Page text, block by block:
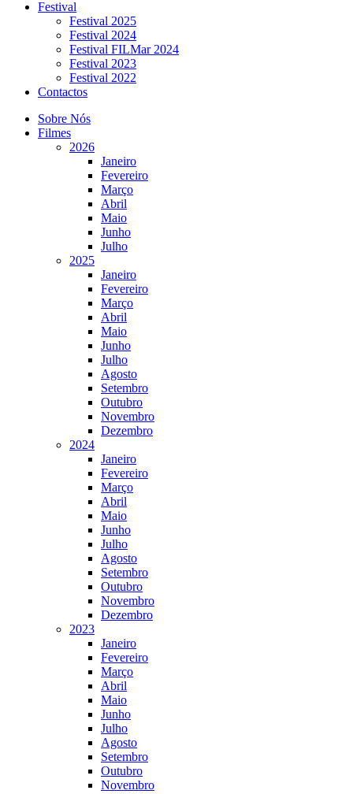
Festival
Festival 2025
Festival 2024
Festival FILMar 2024
Festival 2023
Festival 2022
Contactos
Sobre Nós
Filmes
2026
Janeiro
Fevereiro
Março
Abril
Maio
Junho
Julho
2025
Janeiro
Fevereiro
Março
Abril
Maio
Junho
Julho
Agosto
Setembro
Outubro
Novembro
Dezembro
2024
Janeiro
Fevereiro
Março
Abril
Maio
Junho
Julho
Agosto
Setembro
Outubro
Novembro
Dezembro
2023
Janeiro
Fevereiro
Março
Abril
Maio
Junho
Julho
Agosto
Setembro
Outubro
Novembro